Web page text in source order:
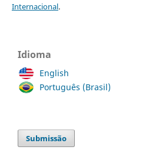
Internacional.
Idioma
English
Português (Brasil)
Submissão